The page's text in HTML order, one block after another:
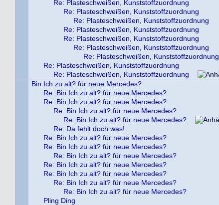
Re: Plasteschweißen, Kunststoffzuordnung
Re: Plasteschweißen, Kunststoffzuordnung
Re: Plasteschweißen, Kunststoffzuordnung
Re: Plasteschweißen, Kunststoffzuordnung
Re: Plasteschweißen, Kunststoffzuordnung
Re: Plasteschweißen, Kunststoffzuordnung
Re: Plasteschweißen, Kunststoffzuordnung
Re: Plasteschweißen, Kunststoffzuordnung
Re: Plasteschweißen, Kunststoffzuordnung
Bin Ich zu alt? für neue Mercedes?
Re: Bin Ich zu alt? für neue Mercedes?
Re: Bin Ich zu alt? für neue Mercedes?
Re: Bin Ich zu alt? für neue Mercedes?
Re: Bin Ich zu alt? für neue Mercedes?
Re: Da fehlt doch was!
Re: Bin Ich zu alt? für neue Mercedes?
Re: Bin Ich zu alt? für neue Mercedes?
Re: Bin Ich zu alt? für neue Mercedes?
Re: Bin Ich zu alt? für neue Mercedes?
Re: Bin Ich zu alt? für neue Mercedes?
Re: Bin Ich zu alt? für neue Mercedes?
Re: Bin Ich zu alt? für neue Mercedes?
Pling Ding